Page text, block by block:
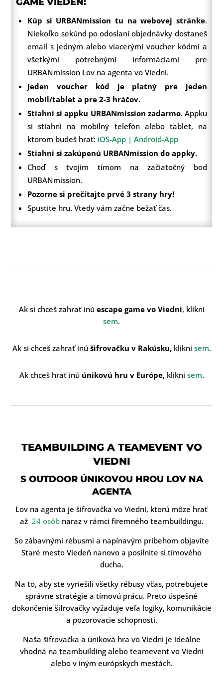
Kúp si URBANmission tu na webovej stránke.
Niekoľko sekúnd po odoslaní objednávky dostaneš
email s jedným alebo viacerými voucher kódmi a
všetkými potrebnými informáciami pre
URBANmission Lov na agenta vo Viedni.
Jeden voucher kód je platný pre jeden
mobil/tablet a pre 2-3 hráčov.
Stiahni si appku URBANmission zadarmo. Appku
si stiahni na mobilný telefón alebo tablet, na
ktorom budeš hrať: iOS-App |Android-App
Stiahni si zakúpenú URBANmission do appky.
Choď s tvojim tímom na začiatočný bod
URBANmission.
Pozorne si prečítajte prvé 3 strany hry!
Spustite hru. Vtedy vám začne bežať čas.
Ak si chceš zahrať inú escape game vo Viedni, klikni
sem.
Ak si chceš zahrať inú šifrovačku v Rakúsku,klikni sem.
Ak chceš hrať inú únikovú hru v Európe, klikni sem.
TEAMBUILDING A TEAMEVENT VO
VIEDNI
S OUTDOOR ÚNIKOVOU HROU LOV NA
AGENTA
Lov na agenta je šifrovačka vo Viedni, ktorú môze hrať
až 24 osôbnaraz v rámci firemného teambuildingu.
So zábavnými rébusmi a napínavým príbehom objavíte
Staré mesto Viedeň nanovo a posilníte si tímového
ducha.
Na to, aby ste vyriešili všetky rébusy včas, potrebujete
správne stratégie a tímovú prácu. Preto úspešné
dokončenie šifrovačky vyžaduje veľa logiky, komunikácie
a pozorovacie schopnosti.
Naša šifrovačka a úniková hra vo Viedni je ideálne
vhodná na teambuilding alebo teamevent vo Viedni
alebo v iným európskych mestách.